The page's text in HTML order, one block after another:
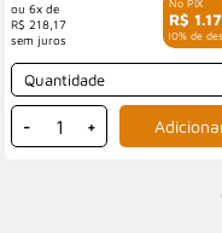
R$
com 10% de
6x de
R$ 218,17
Quantidade
- +